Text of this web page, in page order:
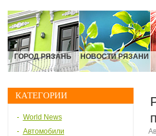
ГОРОД РЯЗАНЬ НОВОСТИ РЯЗАНИ
КАТЕГОРИИ
World News
Автомобили